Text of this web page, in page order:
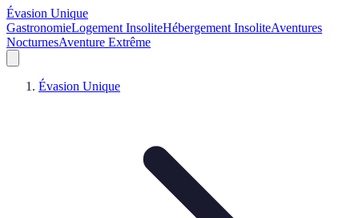
Évasion Unique
GastronomieLogement InsoliteHébergement InsoliteAventures
NocturnesAventure Extrême
Évasion Unique